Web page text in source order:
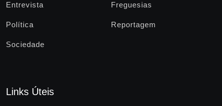
Entrevista Freguesias
Política Reportagem
Sociedade
Links Úteis